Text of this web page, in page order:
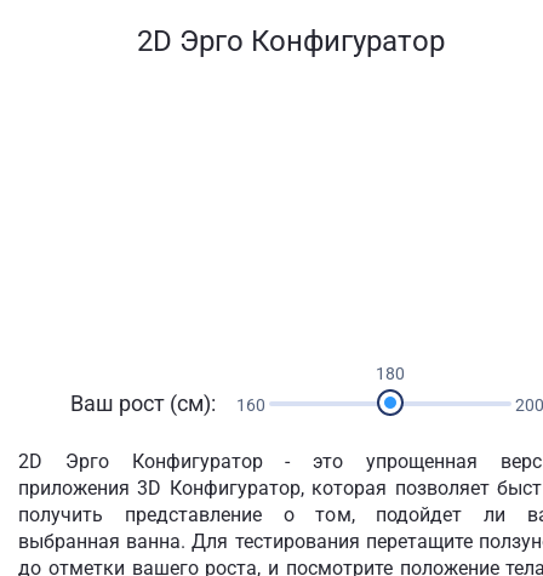
2D Эрго Конфигуратор
Ваш рост (см): 160 200
180
2D Эрго Конфигуратор - это упрощенная
приложения 3D Конфигуратор, которая позволяет
получить представление о том, подойдет ли
выбранная ванна. Для тестирования перетащите
до отметки вашего роста, и посмотрите положение